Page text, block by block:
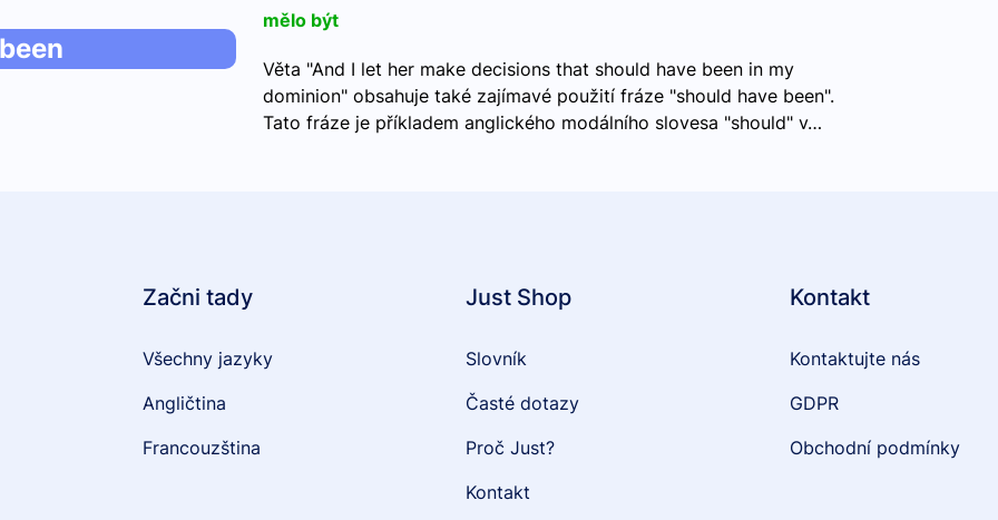
mělo být
Věta "And I let her make decisions that should have been in my
dominion" obsahuje také zajímavé použití fráze "should have been".
Tato fráze je příkladem anglického modálního slovesa "should" v…
Začni tady
Všechny jazyky
Angličtina
Francouzština
Just Shop
Slovník
Časté dotazy
Proč Just?
Kontakt
Kontakt
Kontaktujte nás
GDPR
Obchodní podmínky